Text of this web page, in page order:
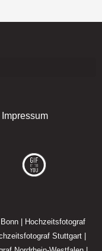
Impressum
Hochzeitsfotograf
Stuttgart|